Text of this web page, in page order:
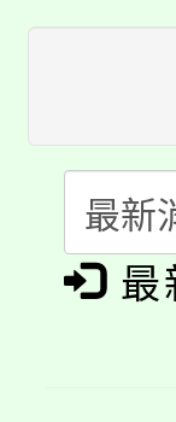
《
程
心
系
轉
縣
門
踴
桃
要點
「
展
115
義
公
最